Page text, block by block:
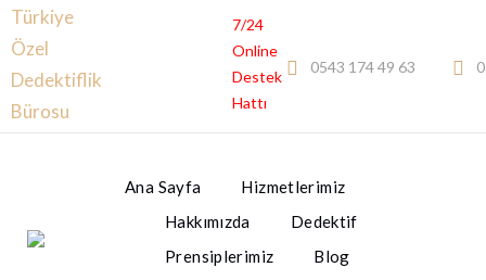
Türkiye
Özel
Dedektiflik
Bürosu
7/24
Online
Destek
Hattı
0543 174 49 63
Ana Sayfa
Hizmetlerimiz
Hakkımızda
Dedektif
Prensiplerimiz
Blog